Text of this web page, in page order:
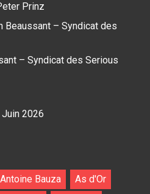
Prinz
Beaussant – Syndicat des
– Syndicat des Serious
2026
Antoine Bauza
As d'Or